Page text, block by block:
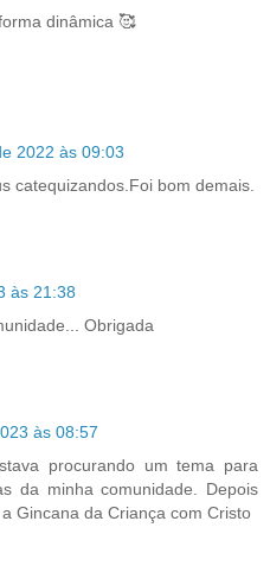
dinâmica 🥰
2022 às 09:03
catequizandos.Foi bom demais.
às 21:38
Obrigada
às 08:57
procurando um tema para
da minha comunidade. Depois
Gincana da Criança com Cristo